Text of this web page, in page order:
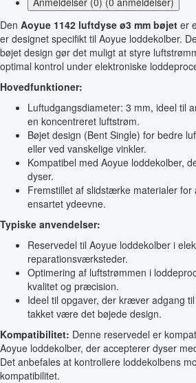
Den Aoyue 1142 luftdyse ø3 mm bøjet er
er designet specifikt til Aoyue loddekolber.
bøjet design gør det muligt at styre
optimal kontrol under elektroniske
Hovedfunktioner:
Luftudgangsdiameter: 3 mm, ideel til
en koncentreret luftstrøm.
Bøjet design (Bent Single) for bedre
eller ved vanskelige vinkler.
Kompatibel med Aoyue loddekolber,
dyser.
Fremstillet af slidstærke materialer for
ensartet ydeevne.
Typiske anvendelser:
Reservedel til Aoyue loddekolber i
reparationsværksteder.
Optimering af luftstrømmen i
kvalitet og præcision.
Ideel til opgaver, der kræver adgang
takket være det bøjede design.
Kompatibilitet: Denne reservedel er
Aoyue loddekolber, der accepterer dyser
Det anbefales at kontrollere loddekolbens
kompatibilitet.